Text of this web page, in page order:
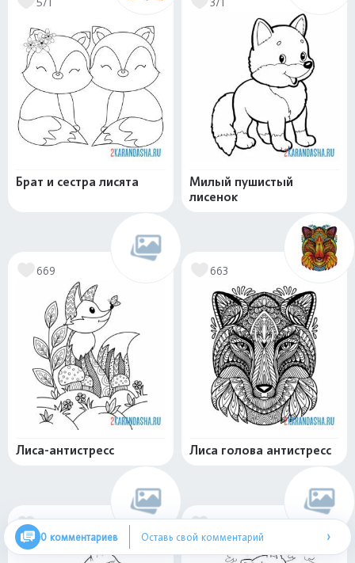
Брат и сестра лисята
Милый пушистый
лисенок
669
Лиса-антистресс
663
Лиса голова антистресс
386 317
0 комментариев Оставь свой комментарий ›